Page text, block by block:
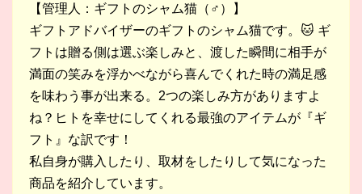
【管理人：ギフトのシャム猫（♂）】
ギフトアドバイザーのギフトのシャム猫です。🐱 ギ
フトは贈る側は選ぶ楽しみと、渡した瞬間に相手が
満面の笑みを浮かべながら喜んでくれた時の満足感
を味わう事が出来る。2つの楽しみ方がありますよ
ね？ヒトを幸せにしてくれる最強のアイテムが『ギ
フト』な訳です！
私自身が購入したり、取材をしたりして気になった
商品を紹介しています。